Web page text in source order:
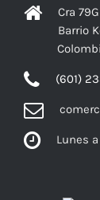
Cra
Barrio
(601)
Lunes